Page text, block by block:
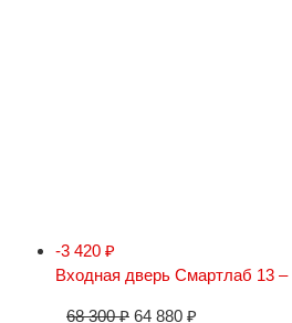
-3 420 ₽
Входная дверь Смартлаб 13
68 300₽ 64 880 ₽